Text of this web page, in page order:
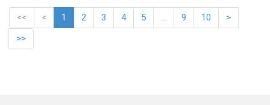
<< < 1 2 3 4 5 ... 9 10
>
>>